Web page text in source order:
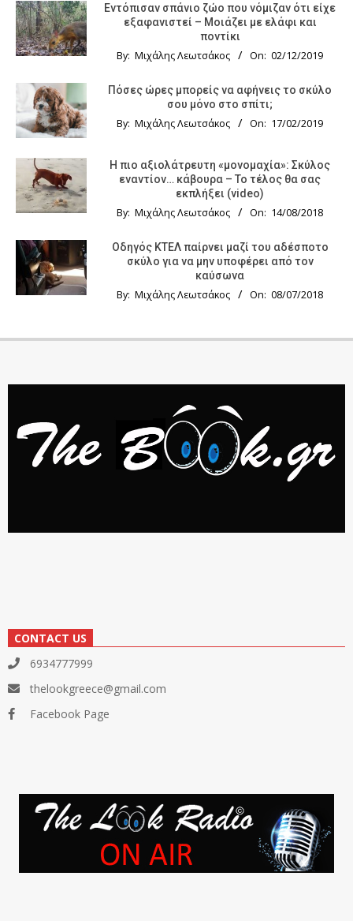
Εντόπισαν σπάνιο ζώο που νόμιζαν ότι είχε
εξαφανιστεί – Μοιάζει με ελάφι και
ποντίκι
By: Μιχάλης Λεωτσάκος On: 02/12/2019
Πόσες ώρες μπορείς να αφήνεις το σκύλο
σου μόνο στο σπίτι;
By: Μιχάλης Λεωτσάκος On: 17/02/2019
Η πιο αξιολάτρευτη «μονομαχία»: Σκύλος
εναντίον… κάβουρα – Το τέλος θα σας
εκπλήξει (video)
By: Μιχάλης Λεωτσάκος On: 14/08/2018
Οδηγός KTΕΛ παίρνει μαζί του αδέσποτο
σκύλο για να μην υποφέρει από τον
καύσωνα
By: Μιχάλης Λεωτσάκος On: 08/07/2018
CONTACT US
6934777999
thelookgreece@gmail.com
Facebook Page